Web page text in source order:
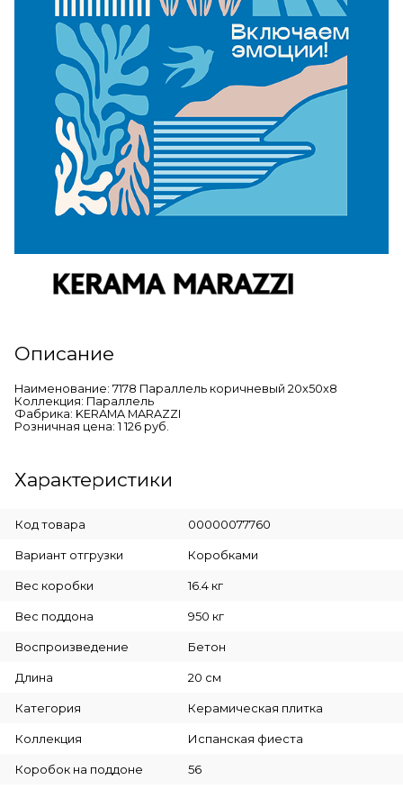
Описание
Наименование: 7178 Параллель коричневый 20x50x8
Коллекция: Параллель
Фабрика: KERAMA MARAZZI
Розничная цена: 1 126 руб.
Характеристики
Код товара 00000077760
Вариант отгрузки Коробками
Вес коробки 16.4 кг
Вес поддона 950 кг
Воспроизведение Бетон
Длина 20 см
Категория Керамическая плитка
Коллекция Испанская фиеста
Коробок на поддоне 56